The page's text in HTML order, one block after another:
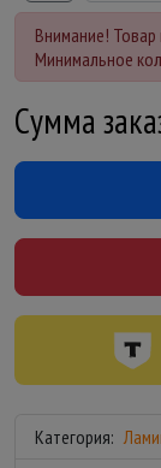
Внимание! Товар
Минимальное
Сумма
Категория: